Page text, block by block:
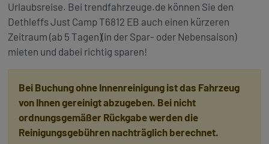
Urlaubsreise. Bei trendfahrzeuge.de können Sie den
Dethleffs Just Camp T6812 EB auch einen kürzeren
Zeitraum (ab 5 Tagen)(in der Spar- oder Nebensaison)
mieten und dabei richtig sparen!
Bei Buchung ohne Innenreinigung ist das Fahrzeug
von Ihnen gereinigt abzugeben. Bei nicht
ordnungsgemäßer Rückgabe werden die
Reinigungsgebühren nachträglich berechnet.